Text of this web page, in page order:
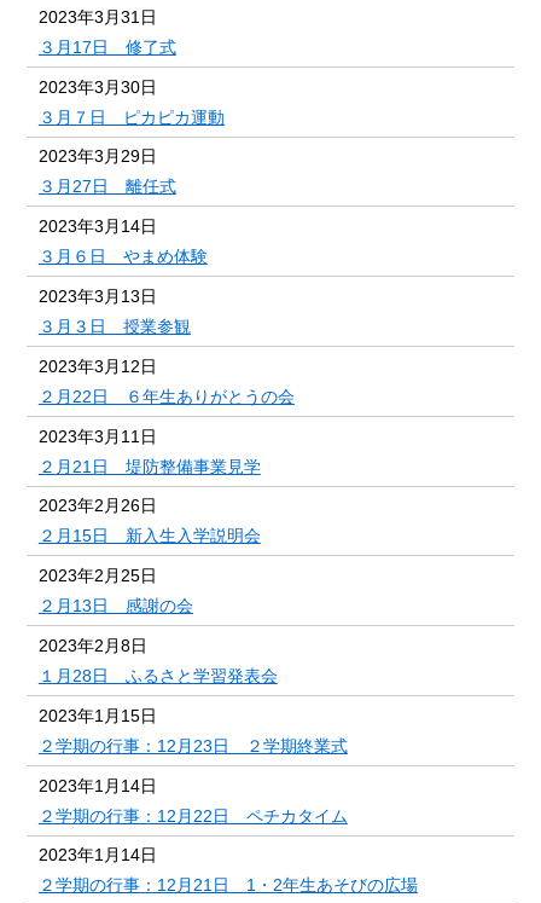
2023年3月31日
３月17日 修了式
2023年3月30日
３月７日 ピカピカ運動
2023年3月29日
３月27日 離任式
2023年3月14日
３月６日 やまめ体験
2023年3月13日
３月３日 授業参観
2023年3月12日
２月22日 ６年生ありがとうの会
2023年3月11日
２月21日 堤防整備事業見学
2023年2月26日
２月15日 新入生入学説明会
2023年2月25日
２月13日 感謝の会
2023年2月8日
１月28日 ふるさと学習発表会
2023年1月15日
２学期の行事：12月23日 ２学期終業式
2023年1月14日
２学期の行事：12月22日 ペチカタイム
2023年1月14日
２学期の行事：12月21日 1・2年生あそびの広場